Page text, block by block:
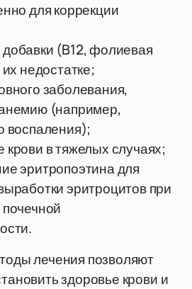
для коррекции
(B12, фолиевая
недостатке;
заболевания,
(например,
воспаления);
в тяжелых случаях;
эритропоэтина для
эритроцитов при
лечения позволяют
здоровье крови и